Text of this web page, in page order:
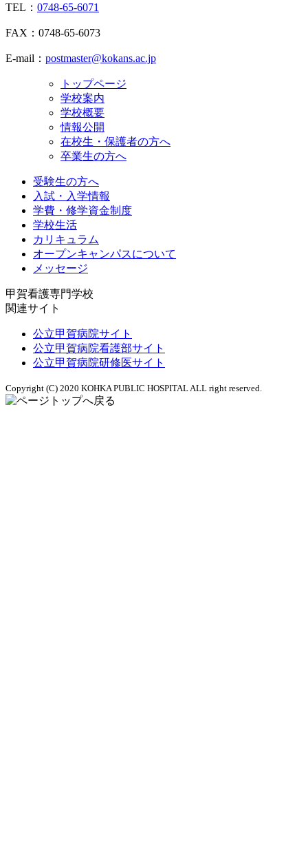
TEL： 0748-65-6071
FAX：0748-65-6073
E-mail： postmaster@kokans.ac.jp
トップページ
学校案内
学校概要
情報公開
在校生・保護者の方へ
卒業生の方へ
受験生の方へ
入試・入学情報
学費・修学資金制度
学校生活
カリキュラム
オープンキャンパスについて
メッセージ
甲賀看護専門学校
関連サイト
公立甲賀病院サイト
公立甲賀病院看護部サイト
公立甲賀病院研修医サイト
Copyright (C) 2020 KOHKA PUBLIC HOSPITAL ALL right reserved.